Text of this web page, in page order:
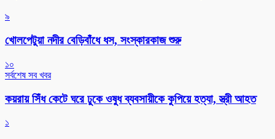
৯
খোলপেটুয়া নদীর বেড়িবাঁধে ধস, সংস্কারকাজ শুরু
১০
সর্বশেষ সব খবর
কয়রায় সিঁধ কেটে ঘরে ঢুকে ওষুধ ব্যবসায়ীকে কুপিয়ে হত্যা, স্ত্রী আহত
১